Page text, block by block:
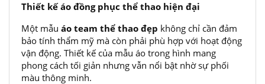
Thiết kế áo đồng phục thể thao hiện đại
Một mẫu áo team thể thao đẹp không chỉ cần đảm
bảo tính thẩm mỹ mà còn phải phù hợp với hoạt động
vận động. Thiết kế của mẫu áo trong hình mang
phong cách tối giản nhưng vẫn nổi bật nhờ sự phối
màu thông minh.